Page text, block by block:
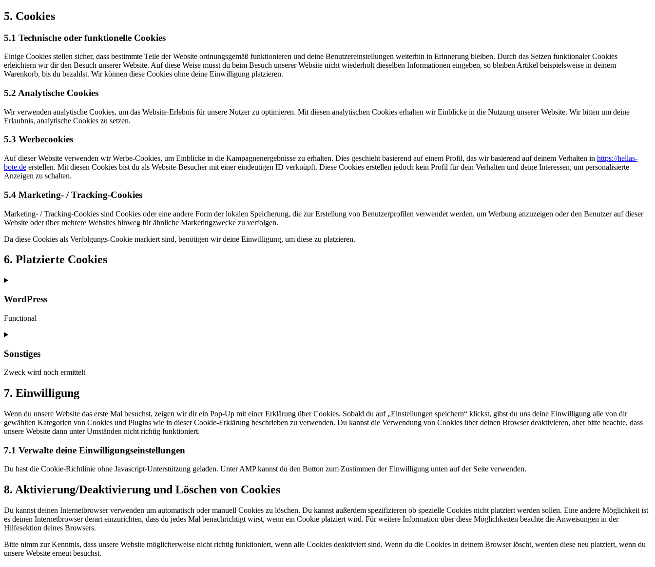
5. Cookies
5.1 Technische oder funktionelle Cookies
Einige Cookies stellen sicher, dass bestimmte Teile der Website ordnungsgemäß funktionieren und deine Benutzereinstellungen weiterhin in Erinnerung bleiben. Durch das Setzen funktionaler Cookies
erleichtern wir dir den Besuch unserer Website. Auf diese Weise musst du beim Besuch unserer Website nicht wiederholt dieselben Informationen eingeben, so bleiben Artikel beispielsweise in deinem
Warenkorb, bis du bezahlst. Wir können diese Cookies ohne deine Einwilligung platzieren.
5.2 Analytische Cookies
Wir verwenden analytische Cookies, um das Website-Erlebnis für unsere Nutzer zu optimieren. Mit diesen analytischen Cookies erhalten wir Einblicke in die Nutzung unserer Website. Wir bitten um deine
Erlaubnis, analytische Cookies zu setzen.
5.3 Werbecookies
Auf dieser Website verwenden wir Werbe-Cookies, um Einblicke in die Kampagnenergebnisse zu erhalten. Dies geschieht basierend auf einem Profil, das wir basierend auf deinem Verhalten in https://hellas-
bote.de erstellen. Mit diesen Cookies bist du als Website-Besucher mit einer eindeutigen ID verknüpft. Diese Cookies erstellen jedoch kein Profil für dein Verhalten und deine Interessen, um personalisierte
Anzeigen zu schalten.
5.4 Marketing- / Tracking-Cookies
Marketing- / Tracking-Cookies sind Cookies oder eine andere Form der lokalen Speicherung, die zur Erstellung von Benutzerprofilen verwendet werden, um Werbung anzuzeigen oder den Benutzer auf dieser
Website oder über mehrere Websites hinweg für ähnliche Marketingzwecke zu verfolgen.
Da diese Cookies als Verfolgungs-Cookie markiert sind, benötigen wir deine Einwilligung, um diese zu platzieren.
6. Platzierte Cookies
WordPress
Functional
Consent
service
wordpress
Sonstiges
Zweck wird noch ermittelt
Consent
to
sonstiges
7. Einwilligung
Wenn du unsere Website das erste Mal besuchst, zeigen wir dir ein Pop-Up mit einer Erklärung über Cookies. Sobald du auf „Einstellungen speichern“ klickst, gibst du uns deine Einwilligung alle von dir
gewählten Kategorien von Cookies und Plugins wie in dieser Cookie-Erklärung beschrieben zu verwenden. Du kannst die Verwendung von Cookies über deinen Browser deaktivieren, aber bitte beachte, dass
unsere Website dann unter Umständen nicht richtig funktioniert.
7.1 Verwalte deine Einwilligungseinstellungen
Du hast die Cookie-Richtlinie ohne Javascript-Unterstützung geladen. Unter AMP kannst du den Button zum Zustimmen der Einwilligung unten auf der Seite verwenden.
8. Aktivierung/Deaktivierung und Löschen von Cookies
Du kannst deinen Internetbrowser verwenden um automatisch oder manuell Cookies zu löschen. Du kannst außerdem spezifizieren ob spezielle Cookies nicht platziert werden sollen. Eine andere Möglichkeit ist
es deinen Internetbrowser derart einzurichten, dass du jedes Mal benachrichtigt wirst, wenn ein Cookie platziert wird. Für weitere Information über diese Möglichkeiten beachte die Anweisungen in der
Hilfesektion deines Browsers.
Bitte nimm zur Kenntnis, dass unsere Website möglicherweise nicht richtig funktioniert, wenn alle Cookies deaktiviert sind. Wenn du die Cookies in deinem Browser löscht, werden diese neu platziert, wenn du
unsere Website erneut besuchst.